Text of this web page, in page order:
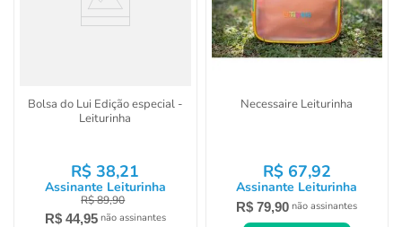
Bolsa do Lui Edição especial -
Leiturinha
R$ 38,21
Assinante Leiturinha
R$89,90
R$ 44,95 não assinantes
Necessaire Leiturinha
R$ 67,92
Assinante Leiturinha
R$ 79,90 não assinantes